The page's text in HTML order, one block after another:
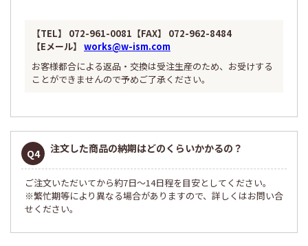
【TEL】 072-961-0081【FAX】 072-962-8484
【Eメール】 works@w-ism.com
お客様都合による返品・交換は受注生産のため、お受けする
ことができませんので予めご了承ください。
Q4 注文した商品の納期はどのくらいかかるの？
ご注文いただいてから約7日～14日程を目安としてください。
※繁忙期等により異なる場合がありますので、詳しくはお問い合
せください。